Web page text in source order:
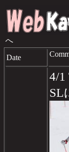
へ
Date
4/
SL